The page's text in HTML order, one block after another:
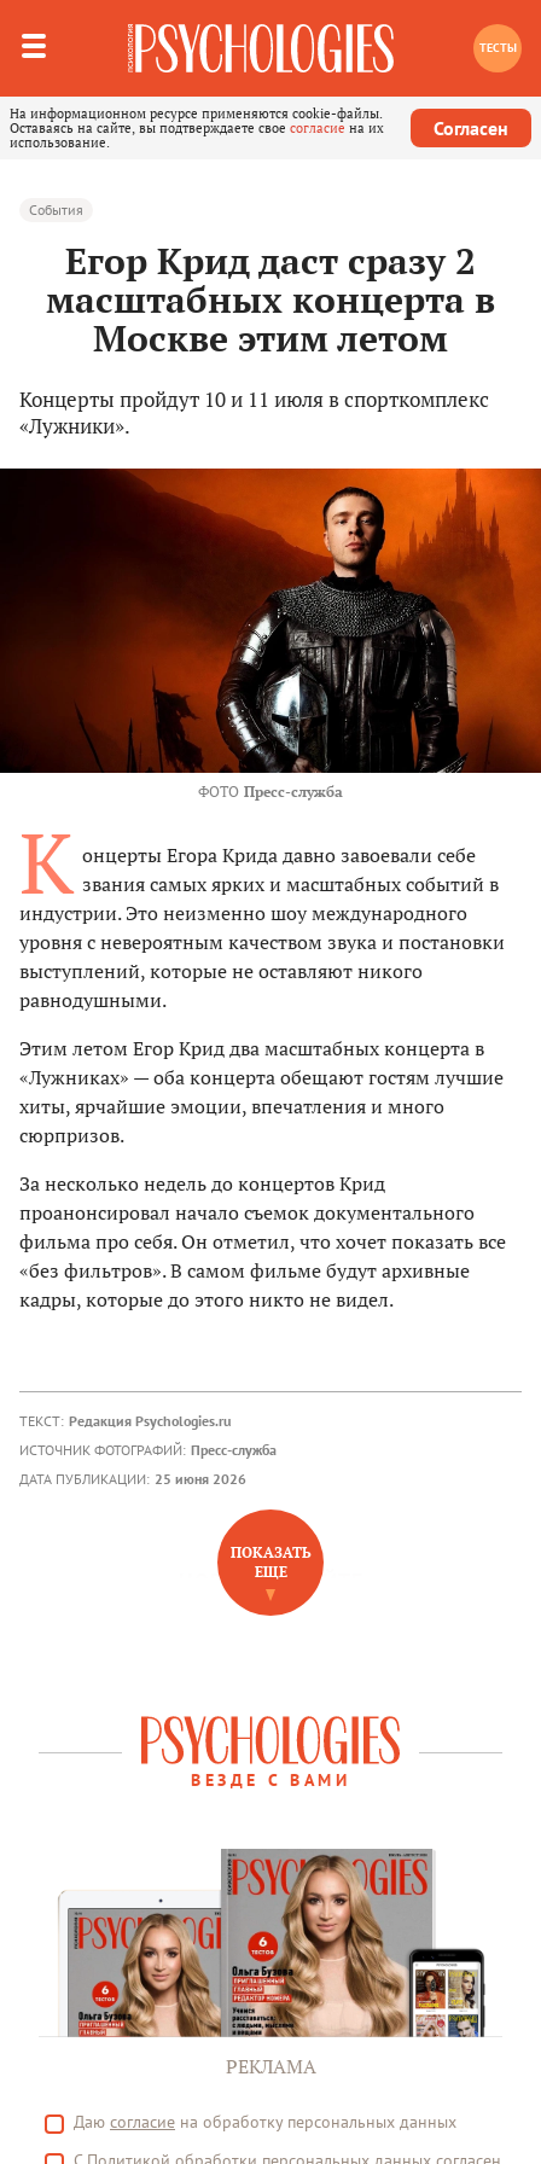
ТЕСТЫ
На информационном ресурсе применяются cookie-файлы.
Оставаясь на сайте, вы подтверждаете свое согласие на их
использование.
Согласен
События
Егор Крид даст сразу 2
масштабных концерта в
Москве этим летом
Концерты пройдут 10 и 11 июля в спорткомплекс
«Лужники».
ФОТО Пресс-служба
К онцерты Егора Крида давно завоевали себе
звания самых ярких и масштабных событий в
индустрии. Это неизменно шоу международного
уровня с невероятным качеством звука и постановки
выступлений, которые не оставляют никого
равнодушными.
Этим летом Егор Крид два масштабных концерта в
«Лужниках» — оба концерта обещают гостям лучшие
хиты, ярчайшие эмоции, впечатления и много
сюрпризов.
За несколько недель до концертов Крид
проанонсировал начало съемок документального
фильма про себя. Он отметил, что хочет показать все
«без фильтров». В самом фильме будут архивные
кадры, которые до этого никто не видел.
ТЕКСТ: Редакция Psychologies.ru
ИСТОЧНИК ФОТОГРАФИЙ: Пресс-служба
ДАТА ПУБЛИКАЦИИ: 25 июня 2026
НОВОЕ НА САЙТЕ
ПОКАЗАТЬ
ЕЩЕ
ВЕЗДЕ С ВАМИ
РЕКЛАМА
Даю согласие на обработку персональных данных